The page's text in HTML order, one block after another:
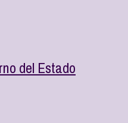
del Estado